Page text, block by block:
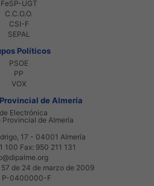
FeSP-UGT
C.C.O.O.
CSI-F
SEPAL
Políticos
PSOE
PP
VOX
de Almería
Electrónica
de Almería
17 - 04001 Almería
100 Fax: 950 211 131
57 de 24 de marzo de 2009
P-0400000-F